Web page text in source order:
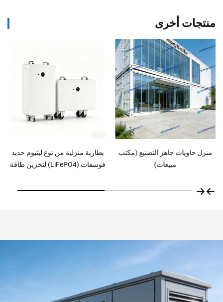
منتجات أخرى
بطارية منزلية من نوع ليثيوم حديد
فوسفات (LiFePO4) لتخزين طاقة
البطاريات (BMS) مدمج
منزل جاهز فاخر من الحاويات